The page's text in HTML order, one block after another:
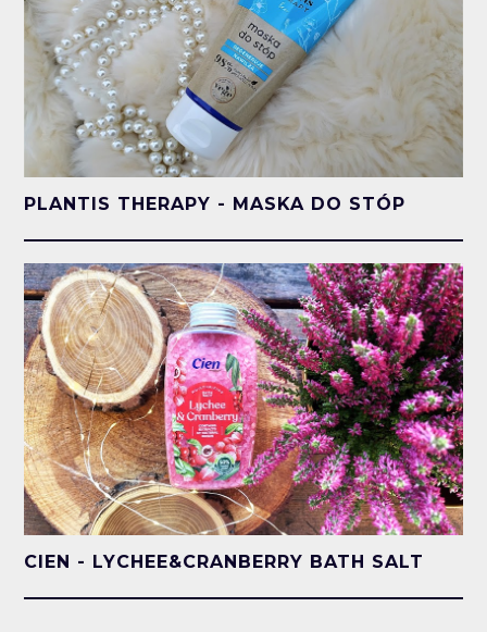
PLANTIS THERAPY - MASKA DO STÓP
CIEN - LYCHEE&CRANBERRY BATH SALT